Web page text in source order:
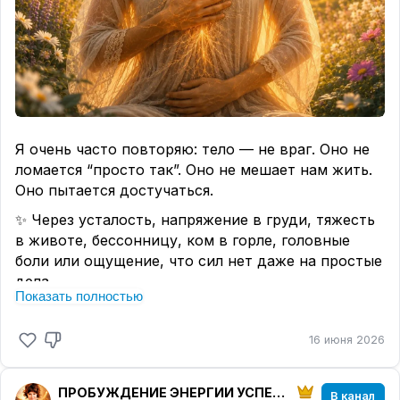
В привычке молчать, когда хочется сказать.
И в этот момент важно не ругать себя. А мягко
вернуть внимание к себе.(А вы чувствуете, куда
чаще всего уходит ваша энергия?)
Я очень часто повторяю: тело — не враг. Оно не
ломается “просто так”. Оно не мешает нам жить.
Оно пытается достучаться.
✨ Через усталость, напряжение в груди, тяжесть
в животе, бессонницу, ком в горле, головные
боли или ощущение, что сил нет даже на простые
дела.
физическом уровне.
отношение к телу,
нормальную заботу о себе.
Показать полностью
16 июня 2026
ПРОБУЖДЕНИЕ ЭНЕРГИИ УСПЕХА В канал